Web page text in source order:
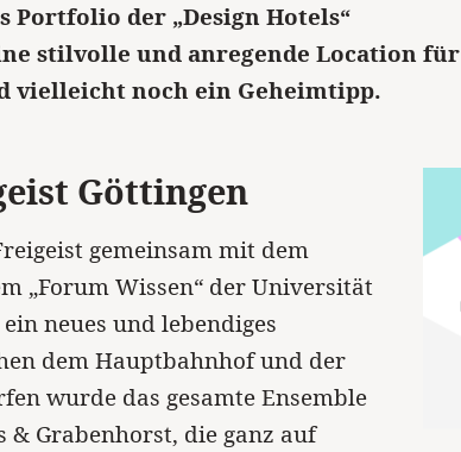
Portfolio der „Design Hotels“
stilvolle und anregende Location für
vielleicht noch ein Geheimtipp.
Göttingen
gemeinsam mit dem
„Forum Wissen“ der Universität
neues und lebendiges
dem Hauptbahnhof und der
wurde das gesamte Ensemble
Grabenhorst, die ganz auf